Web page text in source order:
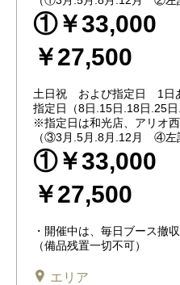
①￥
￥27,500
土日祝 および指定日 1日
指定日（8日.15日.18日.25日
※指定日は和光店、アリオ西
（③3月.5月.8月.12月 ④左
①￥
￥27,500
・開催中は、毎日ブース撤
（備品残置一切不可）
エリア